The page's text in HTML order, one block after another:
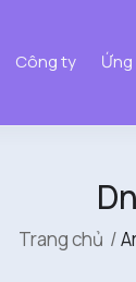
Công ty
Trang chủ